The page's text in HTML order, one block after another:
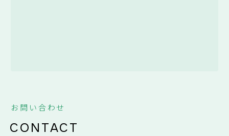
お問い合わせ
CONTACT